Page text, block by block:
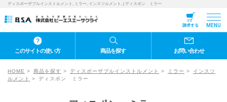
ディスポーザブルインストルメント, ミラー, インスツルメント, | ディスポン ミラー
請求する MENU
このサイトの使い方 商品を探す お問い合わせ
HOME 商品を探す ディスポーザブルインストルメント ミラー
インスツ
ルメント
ディスポン ミラー